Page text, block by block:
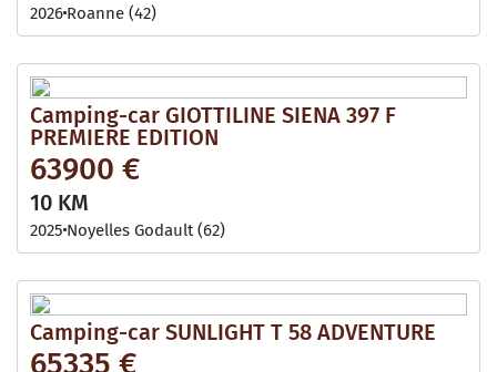
2026 Roanne (42)
Camping-car GIOTTILINE SIENA 397 F
PREMIERE EDITION
63900 €
10 KM
2025 Noyelles Godault (62)
Camping-car SUNLIGHT T 58 ADVENTURE
65335 €